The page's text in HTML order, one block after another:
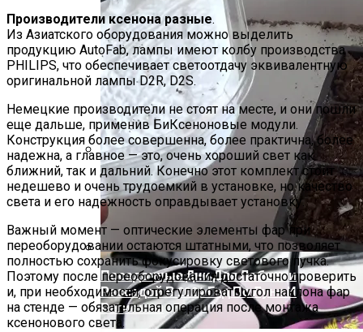
5 Мифов О Работе Адвоката По
Уголовным Делам
Посадочные Дни Для Лобелии
Рассадой В 2024 Год По Луне И
Регионам
Производители ксенона разные.
Из Азиатского оборудования можно выделить
продукцию AutoFab, лампы имеют колбу производства
PHILIPS, что обеспечивает светоотдачу эквивалентную
оригинальной лампы D2R, D2S.
Немецкие производители не стоят на месте, и они пошли
еще дальше, применив БиКсеноновые модули.
Конструкция более совершенна, более практична, более
надежна, а главное — это, очень хороший свет как
ближний, так и дальний. Конечно этот комплект стоит
недешево и очень трудоемкий в установке, но качество
света и его надежность оправдывает установку.
Важный момент — оптические элементы фар при
переоборудовании остаются штатными, что позволяет
полностью сохранить фокусировку светового пучка.
Поэтому после переоборудования достаточно проверить
и, при необходимости, отрегулировать угол наклона фар
на стенде — обязательная операция после монтажа
ксенонового света.